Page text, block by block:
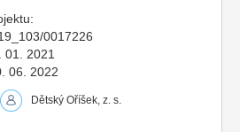
0017226
01. 2021
06. 2022
Dětský Oříšek, z. s.